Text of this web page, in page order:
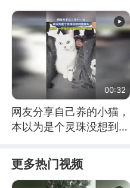
00:32
网友分享自己养的小猫，
本以为是个灵珠没想到是
更多热门视频